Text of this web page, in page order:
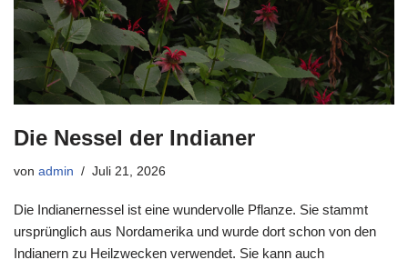
Die Nessel der Indianer
von admin Juli 21, 2026
Die Indianernessel ist eine wundervolle Pflanze. Sie stammt
ursprünglich aus Nordamerika und wurde dort schon von den
Indianern zu Heilzwecken verwendet. Sie kann auch